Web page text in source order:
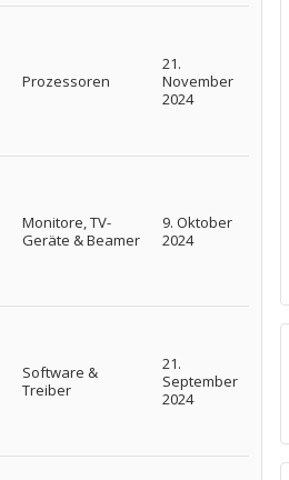
Prozessoren
21.
November
2024
Monitore, TV-
Geräte & Beamer
9. Oktober
2024
Software &
Treiber
21.
September
2024